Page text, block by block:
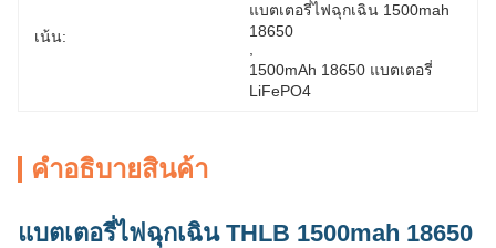
เน้น:
แบตเตอรี่ไฟฉุกเฉิน 1500mah
18650
1500mAh 18650 แบตเตอรี่
LiFePO4
คําอธิบายสินค้า
แบตเตอรี่ไฟฉุกเฉิน THLB 1500mah 18650